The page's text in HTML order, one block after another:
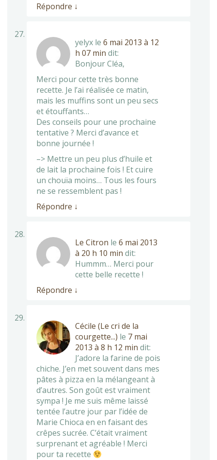
Répondre ↓
yelyx le 6 mai 2013 à 12
h 07 min dit:
Bonjour Cléa,
Merci pour cette très bonne
recette. Je l’ai réalisée ce matin,
mais les muffins sont un peu secs
et étouffants…
Des conseils pour une prochaine
tentative ? Merci d’avance et
bonne journée !
–> Mettre un peu plus d’huile et
de lait la prochaine fois ! Et cuire
un chouïa moins… Tous les fours
ne se ressemblent pas !
Répondre ↓
Le Citron le 6 mai 2013
à 20 h 10 min dit:
Hummm… Merci pour
cette belle recette !
Répondre ↓
Cécile (Le cri de la
courgette...) le 7 mai
2013 à 8 h 12 min dit:
J’adore la farine de pois
chiche. J’en met souvent dans mes
pâtes à pizza en la mélangeant à
d’autres. Son goût est vraiment
sympa ! Je me suis même laissé
tentée l’autre jour par l’idée de
Marie Chioca en en faisant des
crêpes sucrée. C’était vraiment
surprenant et agréable ! Merci
pour ta recette